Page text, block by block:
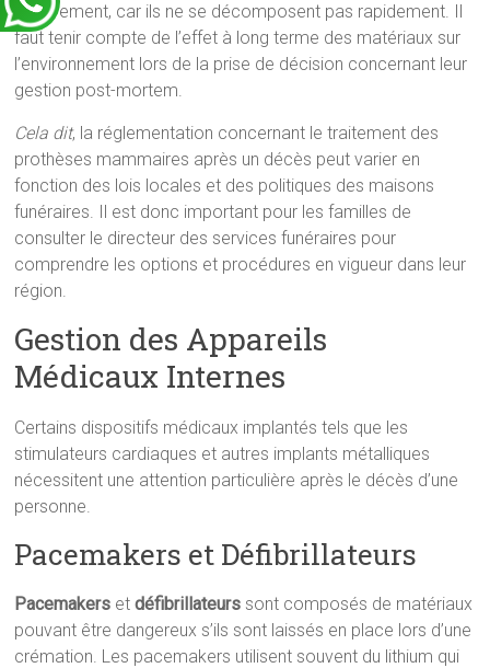
enterrement, car ils ne se décomposent pas rapidement. Il
faut tenir compte de l’effet à long terme des matériaux sur
l’environnement lors de la prise de décision concernant leur
gestion post-mortem.
Cela dit, la réglementation concernant le traitement des
prothèses mammaires après un décès peut varier en
fonction des lois locales et des politiques des maisons
funéraires. Il est donc important pour les familles de
consulter le directeur des services funéraires pour
comprendre les options et procédures en vigueur dans leur
région.
Gestion des Appareils
Médicaux Internes
Certains dispositifs médicaux implantés tels que les
stimulateurs cardiaques et autres implants métalliques
nécessitent une attention particulière après le décès d’une
personne.
Pacemakers et Défibrillateurs
Pacemakers etdéfibrillateurs sont composés de matériaux
pouvant être dangereux s’ils sont laissés en place lors d’une
crémation. Les pacemakers utilisent souvent du lithium qui